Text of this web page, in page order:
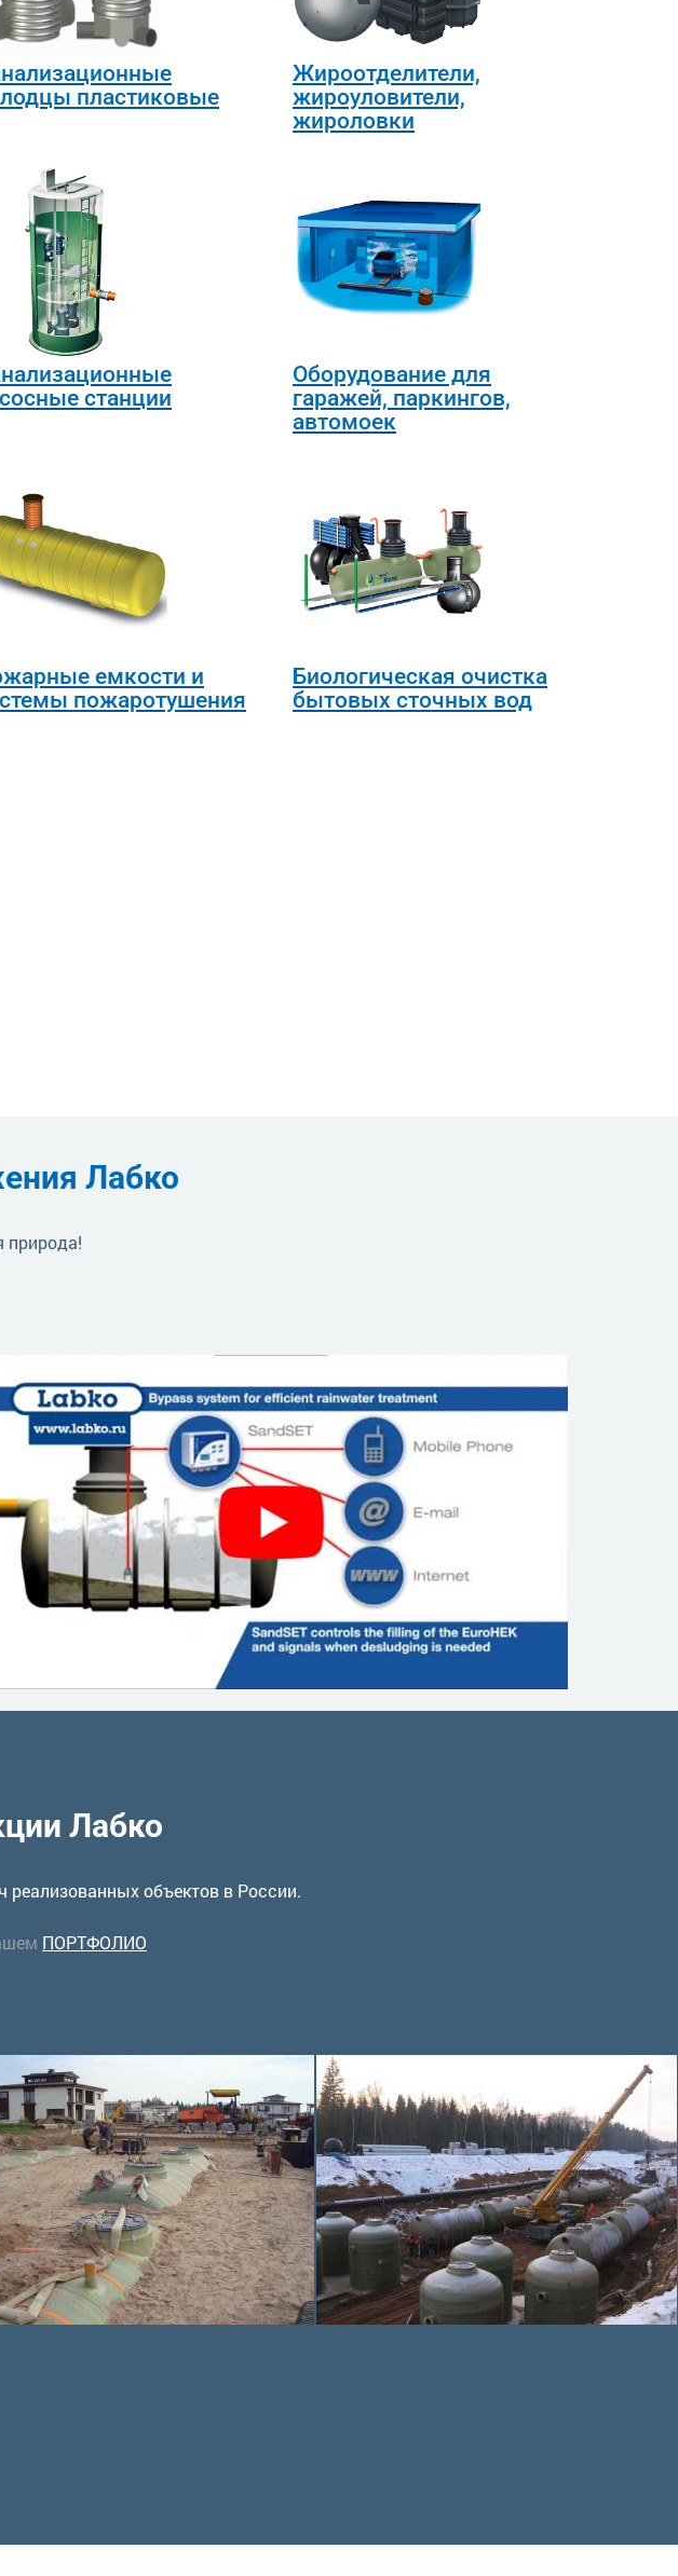
пластиковые
Жироотделители,
жироуловители,
жироловки
станции
Оборудование для
гаражей, паркингов,
автомоек
емкости и
пожаротушения
Биологическая очистка
бытовых сточных вод
Лабко
природа!
Лабко
реализованных объектов в России.
ПОРТФОЛИО